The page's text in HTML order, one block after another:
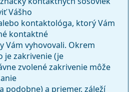
Vášho
kontaktológa, ktorý Vám
kontaktné
Vám vyhovovali. Okrem
je zakrivenie (je
zvolené zakrivenie môže
podobne) a priemer, záleží